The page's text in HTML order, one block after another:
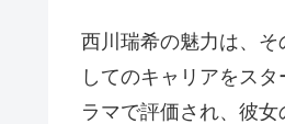
西川瑞希の魅力は、
してのキャリアをス
ラマで評価され、彼